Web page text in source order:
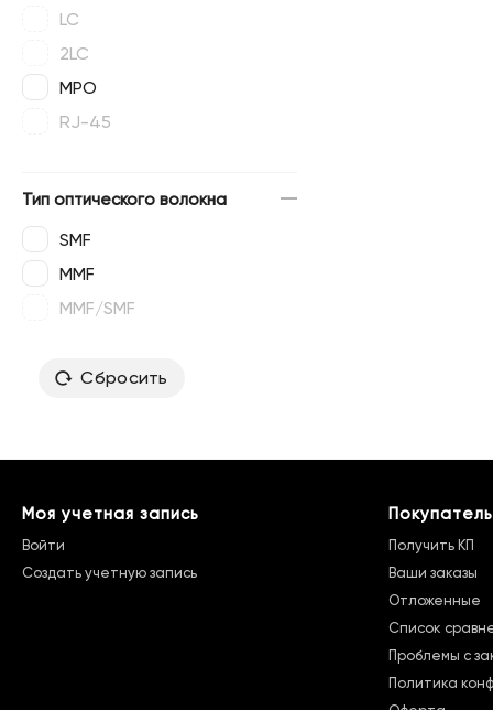
1530
1550
1570
1590
LC
2LC
MPO
RJ-45
Тип оптического волокна
SMF
MMF
MMF/SMF
Сбросить
Моя учетная запись
Войти
Создать учетную запись
Получить КП
Ваши заказы
Отложенные
Список
Проблемы с
Политика